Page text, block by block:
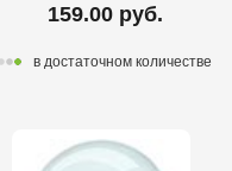
159.00 руб.
в достаточном количестве